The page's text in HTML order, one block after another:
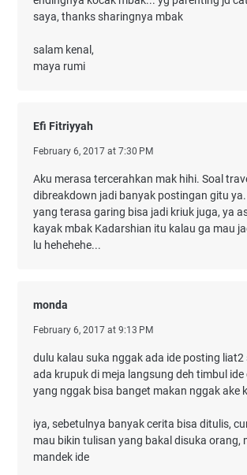
saya, thanks sharingnya mbak
salam kenal,
maya rumi
Efi Fitriyyah
February 6, 2017 at 7:30 PM
Aku merasa tercerahkan mak hihi. Soal
dibreakdown jadi banyak postingan gitu ya.
yang terasa garing bisa jadi kriuk juga, ya
kayak mbak Kadarshian itu kalau ga mau
lu hehehehe...
monda
February 6, 2017 at 9:13 PM
dulu kalau suka nggak ada ide posting liat2
ada krupuk di meja langsung deh timbul
yang nggak bisa banget makan nggak ake
iya, sebetulnya banyak cerita bisa ditulis,
mau bikin tulisan yang bakal disuka orang,
mandek ide